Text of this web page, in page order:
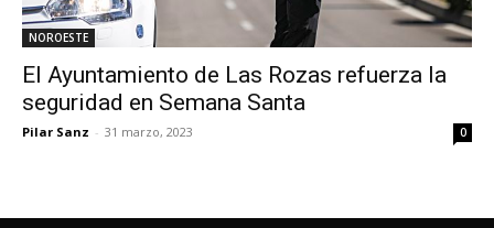
NOROESTE
El Ayuntamiento de Las Rozas refuerza la
seguridad en Semana Santa
Pilar Sanz - 31 marzo, 2023 0